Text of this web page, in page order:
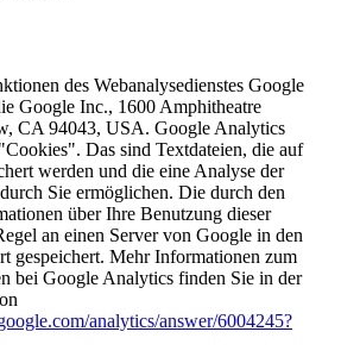
des Webanalysedienstes Google
Google Inc., 1600 Amphitheatre
CA 94043, USA. Google Analytics
Das sind Textdateien, die auf
werden und die eine Analyse der
Sie ermöglichen. Die durch den
über Ihre Benutzung dieser
an einen Server von Google in den
gespeichert. Mehr Informationen zum
bei Google Analytics finden Sie in der
analytics/answer/6004245?